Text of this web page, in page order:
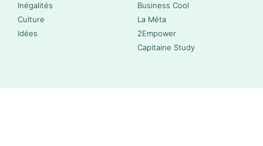
Inégalités
Culture
Idées
Business Cool
La Méta
2Empower
Capitaine Study